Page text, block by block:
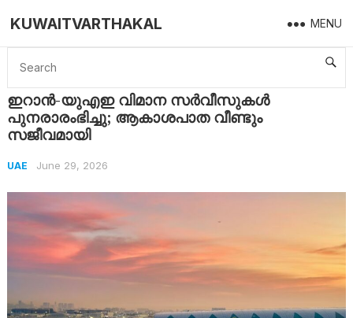
KUWAITVARTHAKAL MENU
Home UAE ഇറാൻ-യുഎഇ വിമാന സർവീസുകൾ പുനരാരംഭിച്ചു; ആകാശപാത വീണ്ടും സജീവമായി
ഇറാൻ-യുഎഇ വിമാന സർവീസുകൾ
പുനരാരംഭിച്ചു; ആകാശപാത വീണ്ടും
സജീവമായി
UAE June 29, 2026